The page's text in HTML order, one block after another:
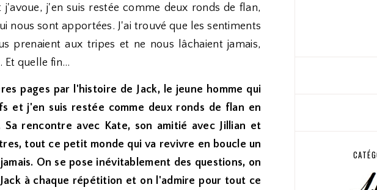
j'en suis restée comme deux ronds de flan,
nous sont apportées. J'ai trouvé que les sentiments
prenaient aux tripes et ne nous lâchaient jamais,
Et quelle fin...
pages par l'histoire de Jack, le jeune homme qui
et j'en suis restée comme deux ronds de flan en
rencontre avec Kate, son amitié avec Jillian et
tout ce petit monde qui va revivre en boucle un
On se pose inévitablement des questions, on
à chaque répétition et on l'admire pour tout ce